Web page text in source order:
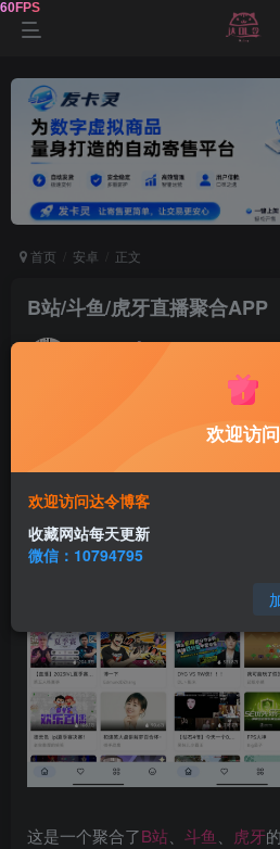
首页 安卓 正文
B站/斗鱼/虎牙直播聚合APP
鹿鸣
这是一个聚合了B站、 斗鱼 、 虎牙的
欢迎访问
欢迎访问达令博客
收藏网站每天更新
微信：10794795